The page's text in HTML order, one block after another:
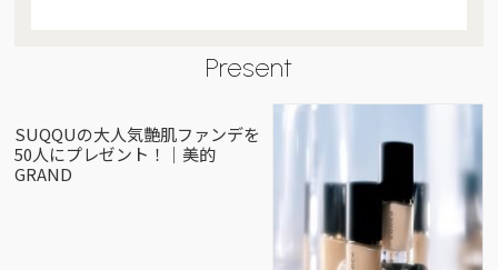
Present
SUQQUの大人気艶肌ファンデを
50人にプレゼント！｜美的
GRAND